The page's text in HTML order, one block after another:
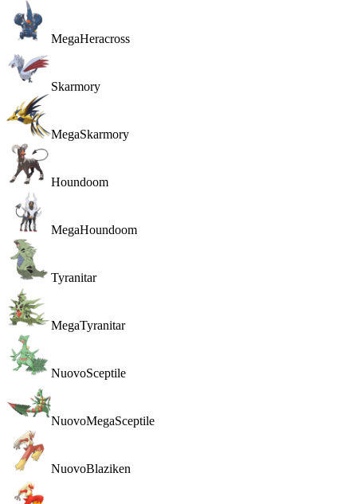
MegaHeracross
Skarmory
MegaSkarmory
Houndoom
MegaHoundoom
Tyranitar
MegaTyranitar
NuovoSceptile
NuovoMegaSceptile
NuovoBlaziken